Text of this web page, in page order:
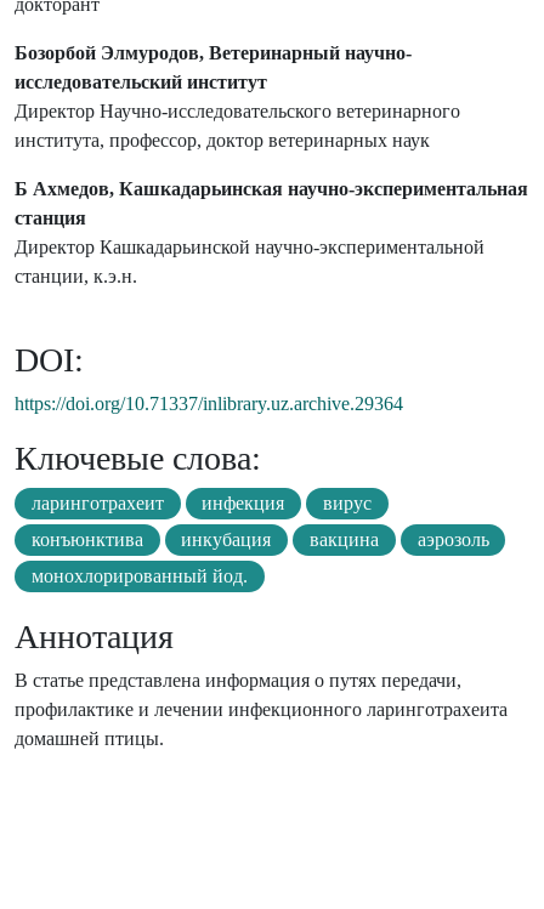
докторант
Бозорбой Элмуродов, Ветеринарный научно-
исследовательский институт
Директор Научно-исследовательского ветеринарного
института, профессор, доктор ветеринарных наук
Б Ахмедов, Кашкадарьинская научно-экспериментальная
станция
Директор Кашкадарьинской научно-экспериментальной
станции, к.э.н.
DOI:
https://doi.org/10.71337/inlibrary.uz.archive.29364
Ключевые слова:
ларинготрахеит инфекция
вирус
конъюнктива
инкубация вакцина
аэрозоль
монохлорированный йод.
Аннотация
В статье представлена ​​информация о путях передачи,
профилактике и лечении инфекционного ларинготрахеита
домашней птицы.